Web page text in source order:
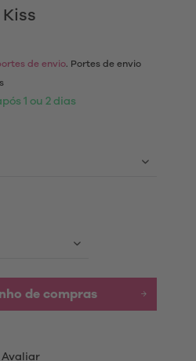
de envio. Portes de envio
1 ou 2 dias
de compras
Avaliar